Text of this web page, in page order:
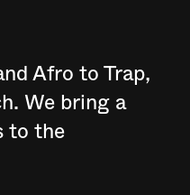
Afro to Trap,
We bring a
to the